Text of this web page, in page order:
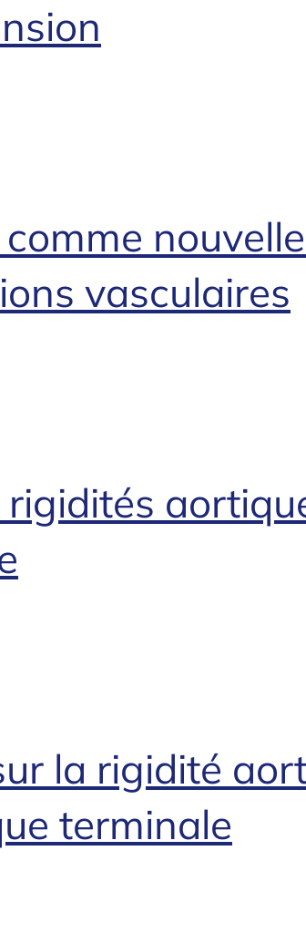
vasculaires
la rigidité
terminale